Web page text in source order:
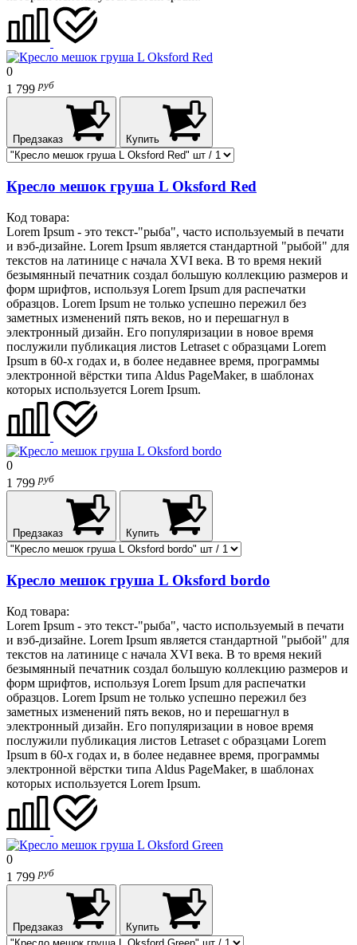
0
1 799 руб
Предзаказ Купить
Кресло мешок груша L Oksford Red
Код товара:
Lorem Ipsum - это текст-"рыба", часто используемый в печати
и вэб-дизайне. Lorem Ipsum является стандартной "рыбой" для
текстов на латинице с начала XVI века. В то время некий
безымянный печатник создал большую коллекцию размеров и
форм шрифтов, используя Lorem Ipsum для распечатки
образцов. Lorem Ipsum не только успешно пережил без
заметных изменений пять веков, но и перешагнул в
электронный дизайн. Его популяризации в новое время
послужили публикация листов Letraset с образцами Lorem
Ipsum в 60-х годах и, в более недавнее время, программы
электронной вёрстки типа Aldus PageMaker, в шаблонах
которых используется Lorem Ipsum.
0
1 799 руб
Предзаказ Купить
Кресло мешок груша L Oksford bordo
Код товара:
Lorem Ipsum - это текст-"рыба", часто используемый в печати
и вэб-дизайне. Lorem Ipsum является стандартной "рыбой" для
текстов на латинице с начала XVI века. В то время некий
безымянный печатник создал большую коллекцию размеров и
форм шрифтов, используя Lorem Ipsum для распечатки
образцов. Lorem Ipsum не только успешно пережил без
заметных изменений пять веков, но и перешагнул в
электронный дизайн. Его популяризации в новое время
послужили публикация листов Letraset с образцами Lorem
Ipsum в 60-х годах и, в более недавнее время, программы
электронной вёрстки типа Aldus PageMaker, в шаблонах
которых используется Lorem Ipsum.
0
1 799 руб
Предзаказ Купить